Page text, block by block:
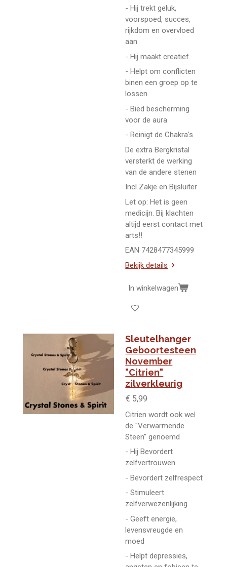
- Hij trekt geluk,
voorspoed, succes,
rijkdom en overvloed
aan
- Hij maakt creatief
- Helpt om conflicten
binen een groep op te
lossen
- Bied bescherming
voor de aura
- Reinigt de Chakra's
De extra Bergkristal
versterkt de werking
van de andere stenen
Incl Zakje en Bijsluiter
Let op: Het is geen
medicijn. Bij klachten
altijd eerst contact met
arts!!
EAN 7428477345999
Bekijk details
In winkelwagen
Sleutelhanger
Geboortesteen
November
"Citrien"
zilverkleurig
€ 5,99
Citrien wordt ook wel
de "Verwarmende
Steen" genoemd
- Hij Bevordert
zelfvertrouwen
- Bevordert zelfrespect
- Stimuleert
zelfverwezenlijking
- Geeft energie,
levensvreugde en
moed
- Helpt depressies,